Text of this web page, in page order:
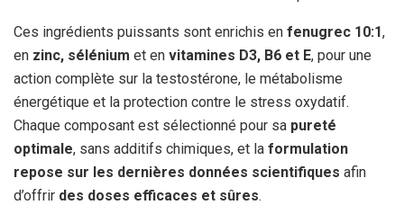
Ces ingrédients puissants sont enrichis en fenugrec 10:1,
en zinc, sélénium et en vitamines D3, B6 et E, pour une
action complète sur la testostérone, le métabolisme
énergétique et la protection contre le stress oxydatif.
Chaque composant est sélectionné pour sa pureté
optimale, sans additifs chimiques, et la formulation
repose sur les dernières données scientifiques afin
d’offrir des doses efficaces et sûres.